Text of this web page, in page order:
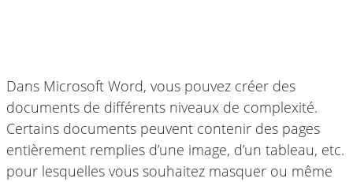
Dans Microsoft Word, vous pouvez créer des
documents de différents niveaux de complexité.
Certains documents peuvent contenir des pages
entièrement remplies d’une image, d’un tableau, etc.
pour lesquelles vous souhaitez masquer ou même